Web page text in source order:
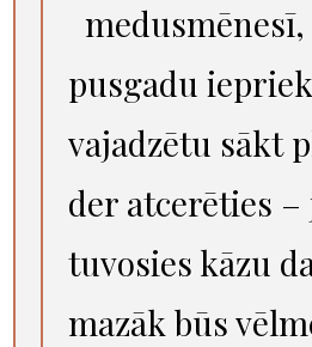
medusmēnesī,
pusgadu
vajadzētu sākt
der atcerēties
tuvosies kāzu
mazāk būs